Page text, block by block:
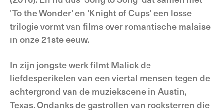
'To the Wonder' en 'Knight of Cups' een losse
trilogie vormt van films over romantische malaise
in onze 21ste eeuw.
In zijn jongste werk filmt Malick de
liefdesperikelen van een viertal mensen tegen de
achtergrond van de muziekscene in Austin,
Texas. Ondanks de gastrollen van rocksterren die